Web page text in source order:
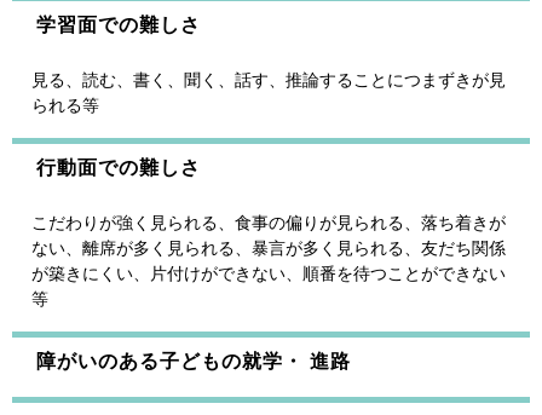
学習面での難しさ
見る、読む、書く、聞く、話す、推論することにつまずきが見
られる等
行動面での難しさ
こだわりが強く見られる、食事の偏りが見られる、落ち着きが
ない、離席が多く見られる、暴言が多く見られる、友だち関係
が築きにくい、片付けができない、順番を待つことができない
等
障がいのある子どもの就学・ 進路